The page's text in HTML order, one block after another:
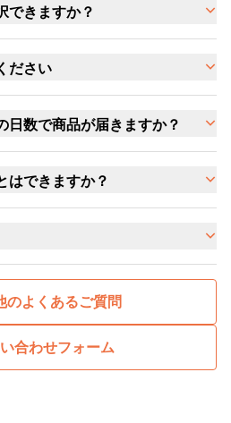
できますか？
ださい
日数で商品が届きますか？
はできますか？
のよくあるご質問
合わせフォーム